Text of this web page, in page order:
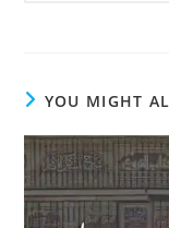
YOU MIGHT